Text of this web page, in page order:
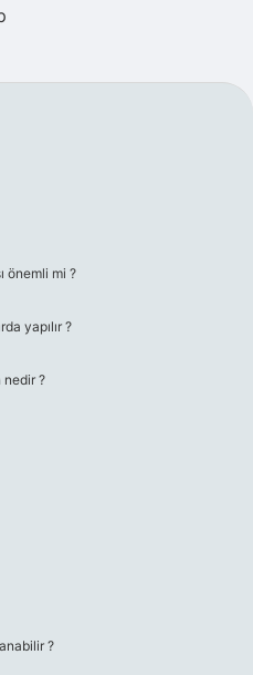
önemli mi ?
yapılır ?
nedir ?
?